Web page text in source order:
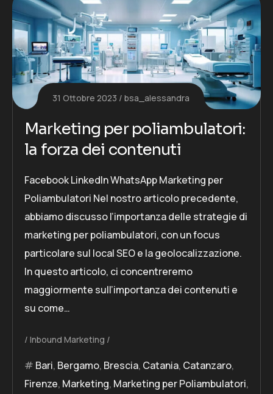
31 Ottobre 2023 bsa_alessandra
Marketing per poliambulatori:
la forza dei contenuti
Facebook LinkedIn WhatsApp Marketing per
Poliambulatori Nel nostro articolo precedente,
abbiamo discusso l’importanza delle strategie di
marketing per poliambulatori, con un focus
particolare sul local SEO e la geolocalizzazione.
In questo articolo, ci concentreremo
maggiormente sull’importanza dei contenuti e
su come…
Inbound Marketing
Bari, Bergamo, Brescia, Catania, Catanzaro,
Firenze, Marketing, Marketing per Poliambulatori,